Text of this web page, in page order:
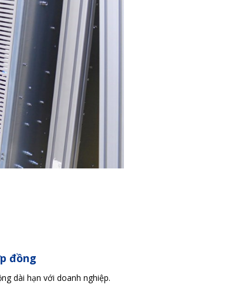
đồng
dài hạn với doanh nghiệp.